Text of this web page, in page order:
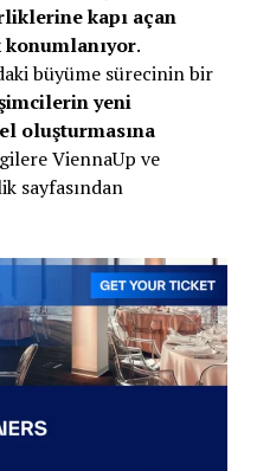
kapı açan
.
büyüme sürecinin bir
yeni
oluşturmasına
ViennaUp ve
sayfasından